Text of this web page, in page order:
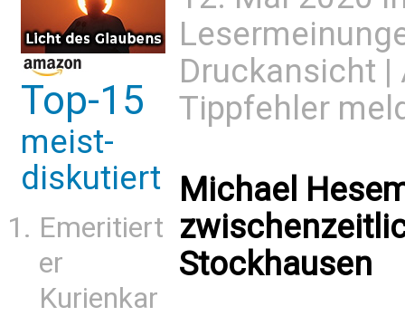
Top-15
meist-
diskutiert
Emeritiert
er
Kurienkar
Druckansicht |
Tippfehler
Michael
Stockhausen